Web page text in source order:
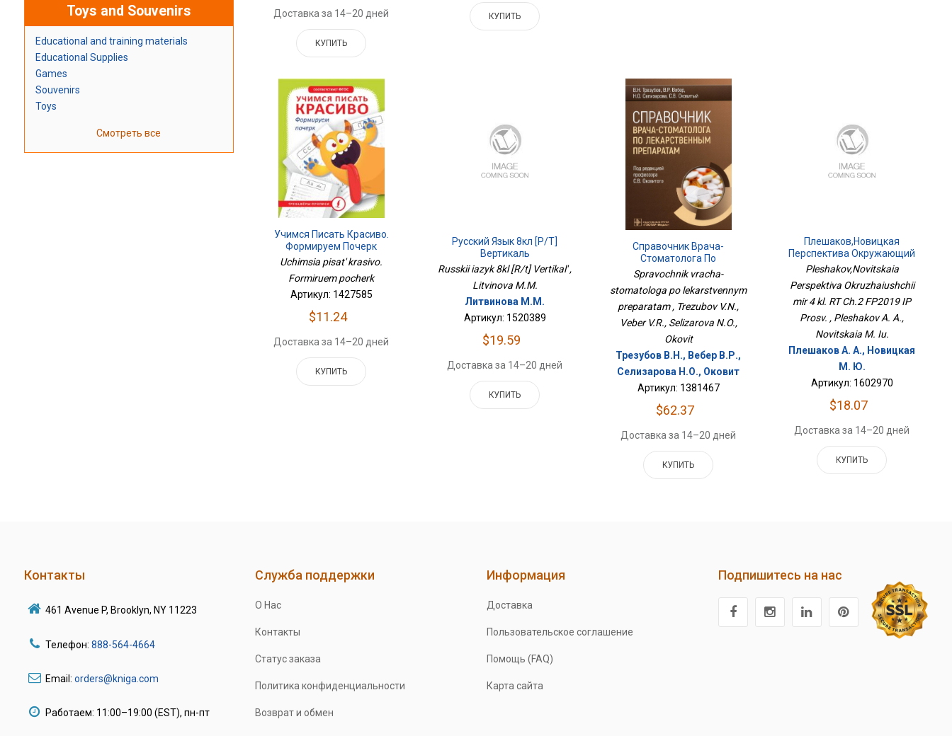
Toys and Souvenirs
Educational and training materials
Educational Supplies
Games
Souvenirs
Toys
Смотреть все
Доставка за 14–20 дней
КУПИТЬ
КУПИТЬ
Учимся Писать Красиво.
Формируем Почерк
Uchimsia pisat' krasivo.
Formiruem pocherk
Артикул: 1427585
$11.24
Доставка за 14–20 дней
КУПИТЬ
Русский Язык 8кл [Р/т]
Вертикаль
Russkii iazyk 8kl [R/t] Vertikal' ,
Litvinova M.M.
Литвинова М.М.
Артикул: 1520389
$19.59
Доставка за 14–20 дней
КУПИТЬ
Справочник Врача-
Стоматолога По
Лекарственным Препаратам
Spravochnik vracha-
stomatologa po lekarstvennym
preparatam , Trezubov V.N.,
Veber V.R., Selizarova N.O.,
Okovit
Трезубов В.Н., Вебер В.Р.,
Селизарова Н.О., Оковит
Артикул: 1381467
$62.37
Доставка за 14–20 дней
КУПИТЬ
Плешаков,Новицкая
Перспектива Окружающий
Мир 4 Кл. РТ Ч.2 ФП2019 ИП
Просв.
Pleshakov,Novitskaia
Perspektiva Okruzhaiushchii
mir 4 kl. RT Ch.2 FP2019 IP
Prosv. , Pleshakov A. A.,
Novitskaia M. Iu.
Плешаков А. А., Новицкая
М. Ю.
Артикул: 1602970
$18.07
Доставка за 14–20 дней
КУПИТЬ
Контакты
461 Avenue P, Brooklyn, NY 11223
Телефон: 888-564-4664
Email: orders@kniga.com
Работаем: 11:00–19:00 (EST), пн-пт
Служба поддержки
О Нас
Контакты
Статус заказа
Политика конфиденциальности
Возврат и обмен
Информация
Доставка
Пользовательское соглашение
Помощь (FAQ)
Карта сайта
Подпишитесь на нас